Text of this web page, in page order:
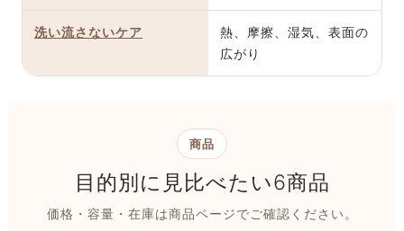
洗い流さないケア
熱、摩擦、湿気、表面の
広がり
商品
目的別に見比べたい6商品
価格・容量・在庫は商品ページでご確認ください。